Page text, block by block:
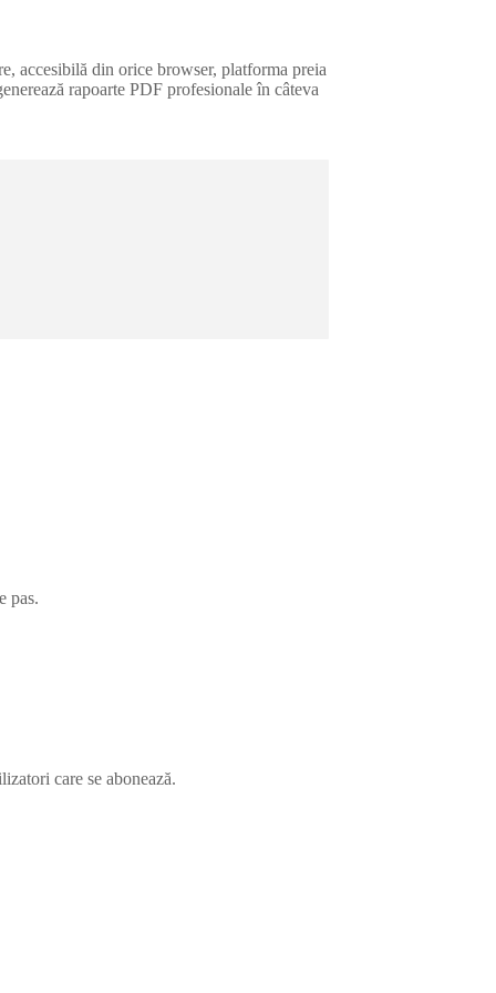
accesibilă din orice browser, platforma preia
rapoarte PDF profesionale în câteva
pas.
care se abonează.